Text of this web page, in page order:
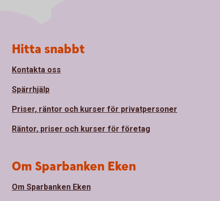
Sidfot
Hitta snabbt
Kontakta oss
Spärrhjälp
Priser, räntor och kurser för privatpersoner
Räntor, priser och kurser för företag
Om Sparbanken Eken
Om Sparbanken Eken